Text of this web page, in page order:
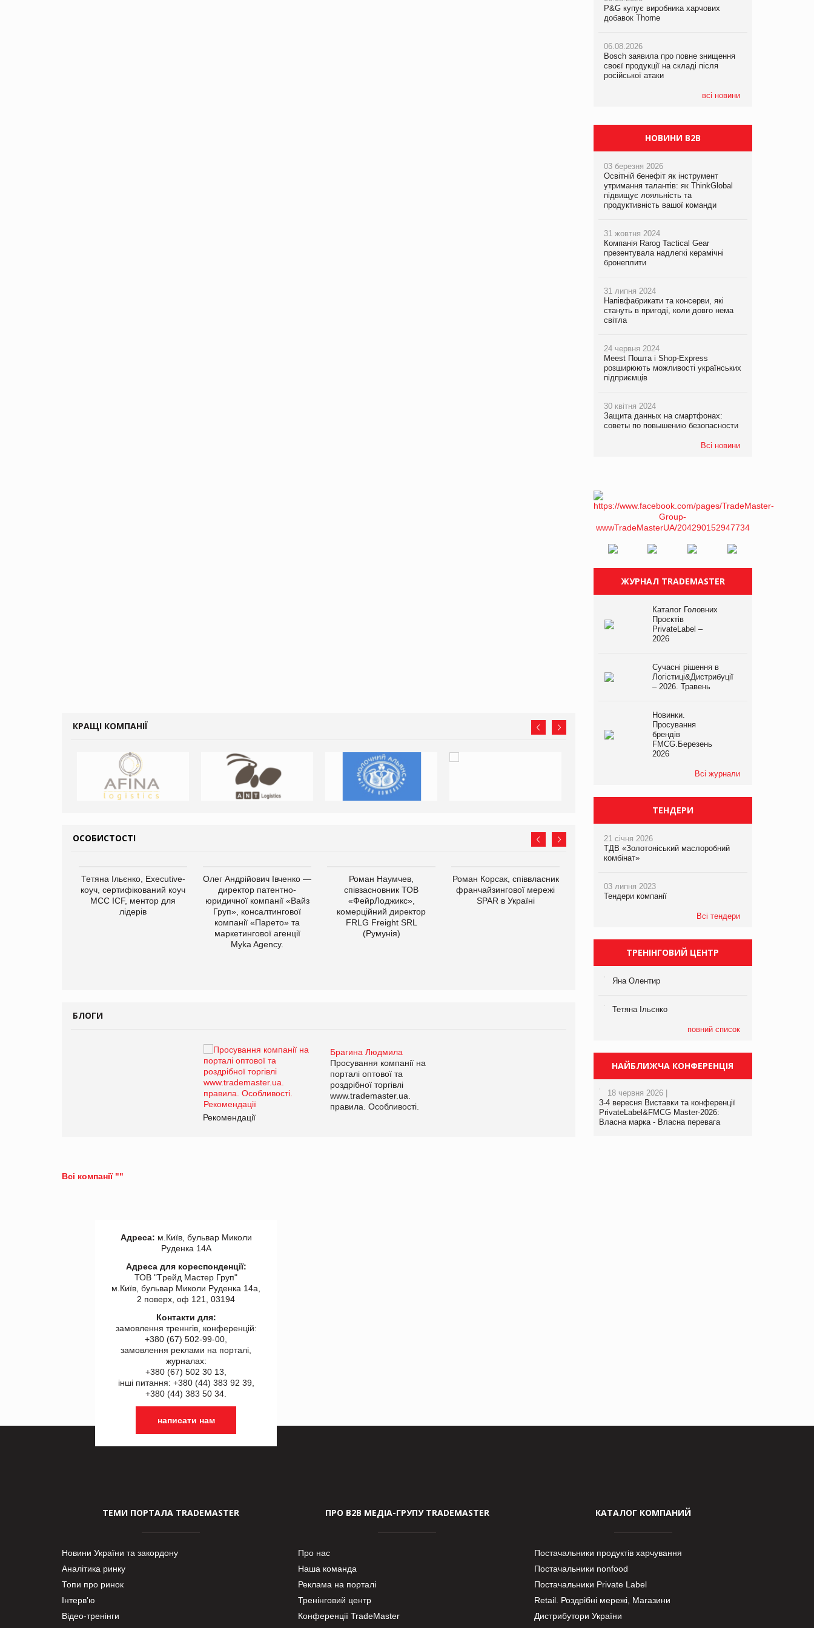
КРАЩІ КОМПАНІЇ
ОСОБИСТОСТІ
Тетяна Ільєнко, Executive-
коуч, сертифікований коуч
МСС ICF, ментор для
лідерів
Олег Андрійович Івченко —
директор патентно-
юридичної компанії «Вайз
Груп», консалтингової
компанії «Парето» та
маркетингової агенції
Myka Agency.
Роман Наумчев,
співзасновник ТОВ
«ФейрЛоджикс»,
комерційний директор
FRLG Freight SRL
(Румунія)
Роман Корсак, співвласник
франчайзингової мережі
SPAR в Україні
Олексій Логачов-Михайлов
Файно маркет Директор
БЛОГИ
Брагина Людмила
Просування компанії на
порталі оптової та
роздрібної торгівлі
www.trademaster.ua.
правила. Особливості.
Рекомендації
Брагина Людмила
Просування компанії на
правила. Особливості.
Рекомендації
Всі компанії ""
P&G купує виробника харчових
добавок Thorne
06.08.2026
Bosch заявила про повне знищення
своєї продукції на складі після
російської атаки
всі новини
у VARUS з’явилися новинки від ТМ
ТОКЕРИ
Сергій Лісунов про заморожені
P&G купує виробника харчових
добавок Thorne
06.08.2026
Bosch заявила про повне знищення
своєї продукції на складі після
російської атаки
НОВИНИ B2B
03 березня 2026
Освітній бенефіт як інструмент
утримання талантів: як ThinkGlobal
підвищує лояльність та
продуктивність вашої команди
31 жовтня 2024
Компанія Rarog Tactical Gear
презентувала надлегкі керамічні
бронеплити
31 липня 2024
Напівфабрикати та консерви, які
стануть в пригоді, коли довго нема
світла
24 червня 2024
Meest Пошта і Shop-Express
розширюють можливості українських
підприємців
30 квітня 2024
Защита данных на смартфонах:
советы по повышению безопасности
Всі новини
ЖУРНАЛ TRADEMASTER
Каталог Головних
Проєктів
PrivateLabel –
2026
Сучасні рішення в
Логістиці&Дистрибуції
– 2026. Травень
Новинки.
Просування
брендів
FMCG.Березень
2026
Всі журнали
ТЕНДЕРИ
21 січня 2026
ТДВ «Золотоніський маслоробний
комбінат»
03 липня 2023
Тендери компанії
Всі тендери
ТРЕНІНГОВИЙ ЦЕНТР
Яна Олентир
Тетяна Ільєнко
повний список
НАЙБЛИЖЧА КОНФЕРЕНЦІЯ
18 червня 2026 |
3-4 вересня Виставки та конференції
PrivateLabel&FMCG Master-2026:
Власна марка - Власна перевага
Адреса: м.Київ, бульвар Миколи
Руденка 14А
Адреса для кореспонденції:
ТОВ "Tрейд Мастер Груп"
м.Київ, бульвар Миколи Руденка 14а,
2 поверх, оф 121, 03194
Контакти для:
замовлення треннгів, конференцій:
+380 (67) 502-99-00,
замовлення реклами на порталі,
журналах:
+380 (67) 502 30 13,
інші питання: +380 (44) 383 92 39,
+380 (44) 383 50 34.
написати нам
ТЕМИ ПОРТАЛА TRADEMASTER
Новини України та закордону
Аналітика ринку
Топи про ринок
Інтерв’ю
Відео-тренінги
ПРО В2В МЕДІА-ГРУПУ TRADEMASTER
Про нас
Наша команда
Реклама на порталі
Тренінговий центр
Конференції TradeMaster
КАТАЛОГ КОМПАНИЙ
Постачальники продуктів харчування
Постачальники nonfood
Постачальники Private Label
Retail. Роздрібні мережі, Магазини
Дистрибутори України